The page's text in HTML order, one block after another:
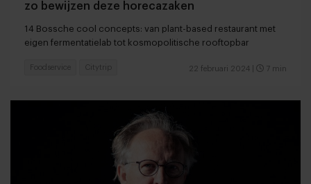
zo bewijzen deze horecazaken
14 Bossche cool concepts: van plant-based restaurant met
eigen fermentatielab tot kosmopolitische rooftopbar
22 februari 2024 7 min
Foodservice Citytrip